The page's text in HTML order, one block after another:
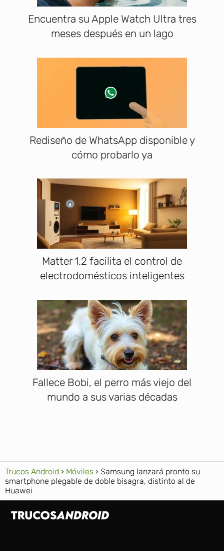
Encuentra su Apple Watch Ultra tres
meses después en un lago
Rediseño de WhatsApp disponible y
cómo probarlo ya
Matter 1.2 facilita el control de
electrodomésticos inteligentes
Fallece Bobi, el perro más viejo del
mundo a sus varias décadas
Trucos Android Móviles
Samsung lanzará pronto su
smartphone plegable de doble bisagra, distinto al de
Huawei